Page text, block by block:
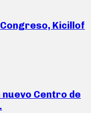
Kicillof
Centro de